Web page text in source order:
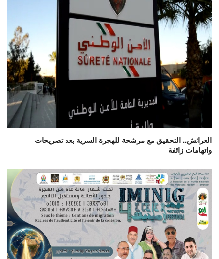
العرائش.. التحقيق مع مرشحة للهجرة السرية بعد تصريحات
واتهامات زائفة